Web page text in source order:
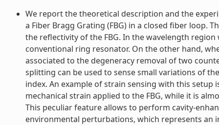
We report the theoretical description and the
a Fiber Bragg Grating (FBG) in a closed fiber loop.
the reflectivity of the FBG. In the wavelength
conventional ring resonator. On the other hand,
associated to the degeneracy removal of two
splitting can be used to sense small variations of
index. An example of strain sensing with this
mechanical strain applied to the FBG, while it is
This peculiar feature allows to perform cavity-
environmental perturbations, which represents